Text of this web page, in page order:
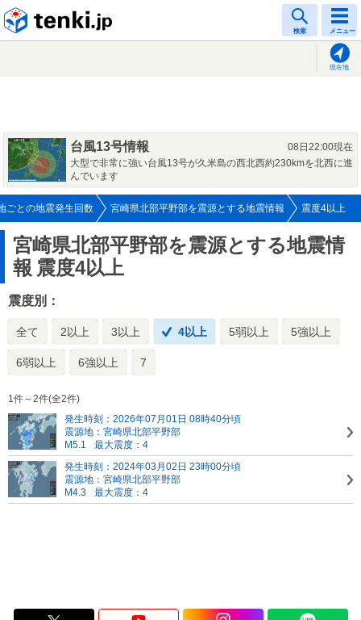
検索 メニュー
現在地
台風13号情報
08日22:00現在
大型で非常に強い台風13号が久米島の西北西約230kmを北西に進
んでいます
ごとの地震発生回数 宮崎県北部平野部を震源とする地震情報 震度4以上
宮崎県北部平野部を震源とする地震情
報 震度4以上
震度別：
全て 2以上 3以上 4以上 5弱以上 5強以上
6弱以上 6強以上 7
1件～2件(全2件)
発生時刻：2026年07月01日 08時40分頃
震源地：宮崎県北部平野部
M5.1
最大震度：4
発生時刻：2024年03月02日 23時00分頃
震源地：宮崎県北部平野部
M4.3
最大震度：4